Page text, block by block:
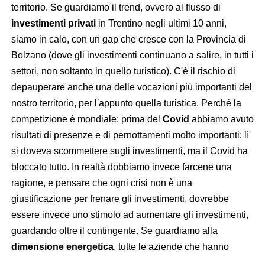
territorio. Se guardiamo il trend, ovvero al flusso di
investimenti privati in Trentino negli ultimi 10 anni,
siamo in calo, con un gap che cresce con la Provincia di
Bolzano (dove gli investimenti continuano a salire, in tutti i
settori, non soltanto in quello turistico). C'è il rischio di
depauperare anche una delle vocazioni più importanti del
nostro territorio, per l'appunto quella turistica. Perché la
competizione è mondiale: prima del Covid abbiamo avuto
risultati di presenze e di pernottamenti molto importanti; lì
si doveva scommettere sugli investimenti, ma il Covid ha
bloccato tutto. In realtà dobbiamo invece farcene una
ragione, e pensare che ogni crisi non è una
giustificazione per frenare gli investimenti, dovrebbe
essere invece uno stimolo ad aumentare gli investimenti,
guardando oltre il contingente. Se guardiamo alla
dimensione energetica, tutte le aziende che hanno